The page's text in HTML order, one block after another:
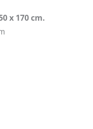
x 170 cm.